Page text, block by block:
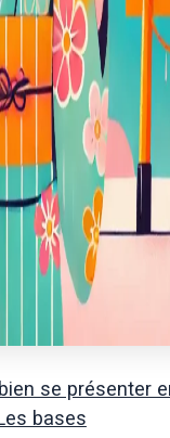
se présenter
bases